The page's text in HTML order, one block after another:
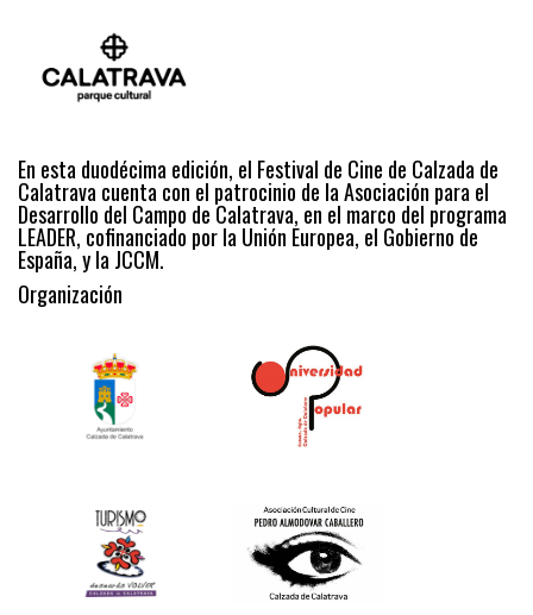
En esta duodécima edición, el Festival de Cine de Calzada de
Calatrava cuenta con el patrocinio de la Asociación para el
Desarrollo del Campo de Calatrava, en el marco del programa
LEADER, cofinanciado por la Unión Europea, el Gobierno de
España, y la JCCM.
Organización